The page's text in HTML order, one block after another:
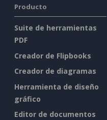
Producto
Suite de herramientas
PDF
Creador de Flipbooks
Creador de diagramas
Herramienta de diseño
gráfico
Editor de documentos